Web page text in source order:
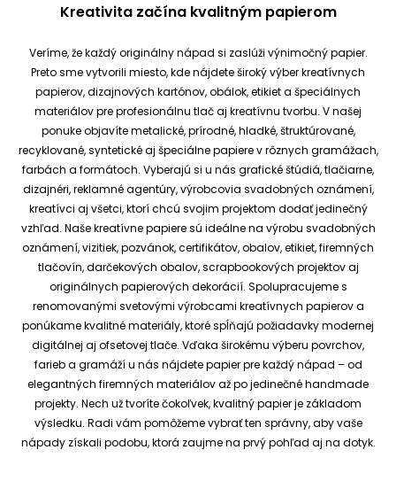
Kreativita začína kvalitným papierom
Veríme, že každý originálny nápad si zaslúži výnimočný papier.
Preto sme vytvorili miesto, kde nájdete široký výber kreatívnych
papierov, dizajnových kartónov, obálok, etikiet a špeciálnych
materiálov pre profesionálnu tlač aj kreatívnu tvorbu. V našej
ponuke objavíte metalické, prírodné, hladké, štruktúrované,
recyklované, syntetické aj špeciálne papiere v rôznych gramážach,
farbách a formátoch. Vyberajú si u nás grafické štúdiá, tlačiarne,
dizajnéri, reklamné agentúry, výrobcovia svadobných oznámení,
kreatívci aj všetci, ktorí chcú svojim projektom dodať jedinečný
vzhľad. Naše kreatívne papiere sú ideálne na výrobu svadobných
oznámení, vizitiek, pozvánok, certifikátov, obalov, etikiet, firemných
tlačovín, darčekových obalov, scrapbookových projektov aj
originálnych papierových dekorácií. Spolupracujeme s
renomovanými svetovými výrobcami kreatívnych papierov a
ponúkame kvalitné materiály, ktoré spĺňajú požiadavky modernej
digitálnej aj ofsetovej tlače. Vďaka širokému výberu povrchov,
farieb a gramáží u nás nájdete papier pre každý nápad – od
elegantných firemných materiálov až po jedinečné handmade
projekty. Nech už tvoríte čokoľvek, kvalitný papier je základom
výsledku. Radi vám pomôžeme vybrať ten správny, aby vaše
nápady získali podobu, ktorá zaujme na prvý pohľad aj na dotyk.